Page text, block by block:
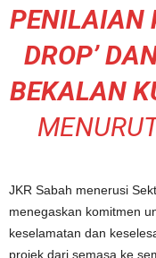
PENILAIAN
DROP’
BEKALAN
JKR Sabah menerusi
menegaskan komitmen
keselamatan dan
projek dari semasa ke